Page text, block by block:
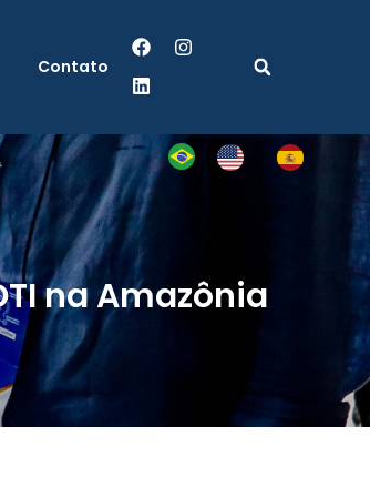
Contato
na Amazônia